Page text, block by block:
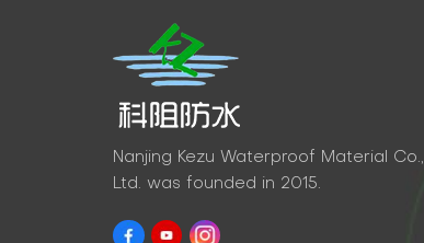
Nanjing Kezu Waterproof Material Co.,
Ltd. was founded in 2015.